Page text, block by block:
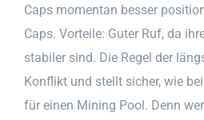
Caps momentan besser
Caps. Vorteile: Guter Ruf, da
stabiler sind. Die Regel der
Konflikt und stellt sicher, wie
für einen Mining Pool. Denn